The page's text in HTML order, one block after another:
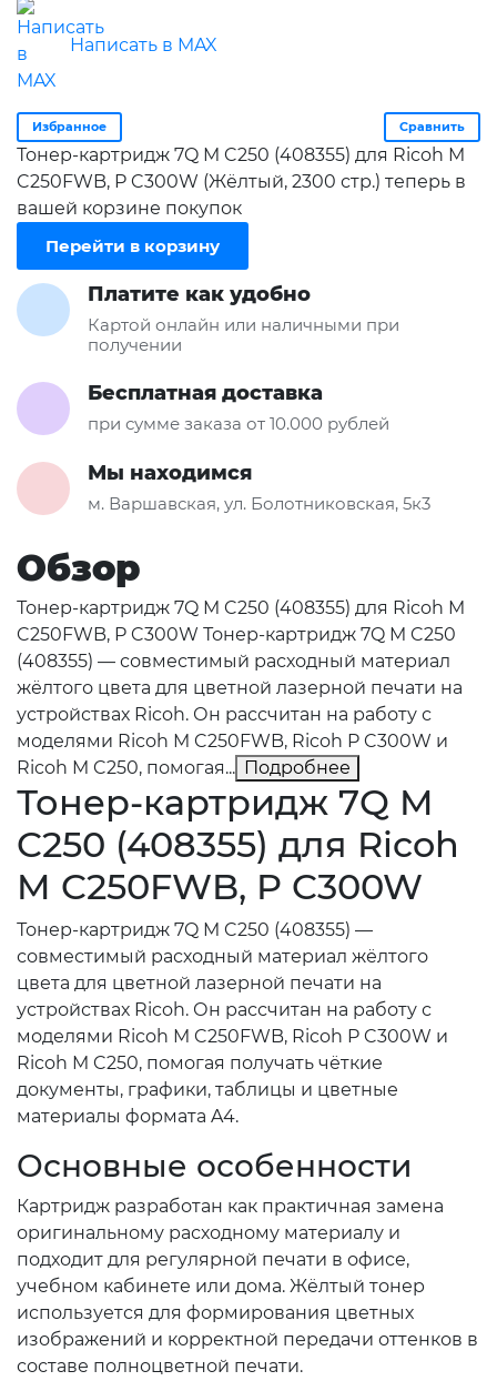
Написать в MAX
Избранное Сравнить
Тонер-картридж 7Q M C250 (408355) для Ricoh M
C250FWB, P C300W (Жёлтый, 2300 стр.) теперь в
вашей корзине покупок
Перейти в корзину
Платите как удобно
Картой онлайн или наличными при
получении
Бесплатная доставка
при сумме заказа от 10.000 рублей
Мы находимся
м. Варшавская, ул. Болотниковская, 5к3
Обзор
Тонер-картридж 7Q M C250 (408355) для Ricoh M
C250FWB, P C300W Тонер-картридж 7Q M C250
(408355) — совместимый расходный материал
жёлтого цвета для цветной лазерной печати на
устройствах Ricoh. Он рассчитан на работу с
моделями Ricoh M C250FWB, Ricoh P C300W и
Ricoh M C250, помогая... Подробнее
Тонер-картридж 7Q M
C250 (408355) для Ricoh
M C250FWB, P C300W
Тонер-картридж 7Q M C250 (408355) —
совместимый расходный материал жёлтого
цвета для цветной лазерной печати на
устройствах Ricoh. Он рассчитан на работу с
моделями Ricoh M C250FWB, Ricoh P C300W и
Ricoh M C250, помогая получать чёткие
документы, графики, таблицы и цветные
материалы формата A4.
Основные особенности
Картридж разработан как практичная замена
оригинальному расходному материалу и
подходит для регулярной печати в офисе,
учебном кабинете или дома. Жёлтый тонер
используется для формирования цветных
изображений и корректной передачи оттенков в
составе полноцветной печати.